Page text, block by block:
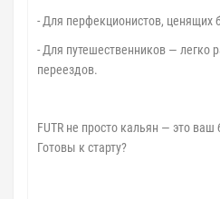
- Для перфекционистов, ценящих
- Для путешественников — легко
переездов.
FUTR не просто кальян — это ваш
Готовы к старту?